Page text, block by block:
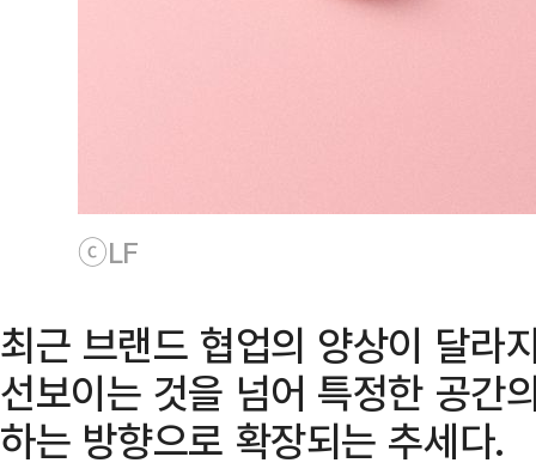
ⓒLF
최근 브랜드 협업의 양상이 달라
선보이는 것을 넘어 특정한 공간
하는 방향으로 확장되는 추세다.